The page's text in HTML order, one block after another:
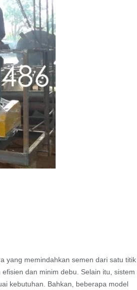
yang memindahkan semen dari satu titik
dan minim debu. Selain itu, sistem
kebutuhan. Bahkan, beberapa model